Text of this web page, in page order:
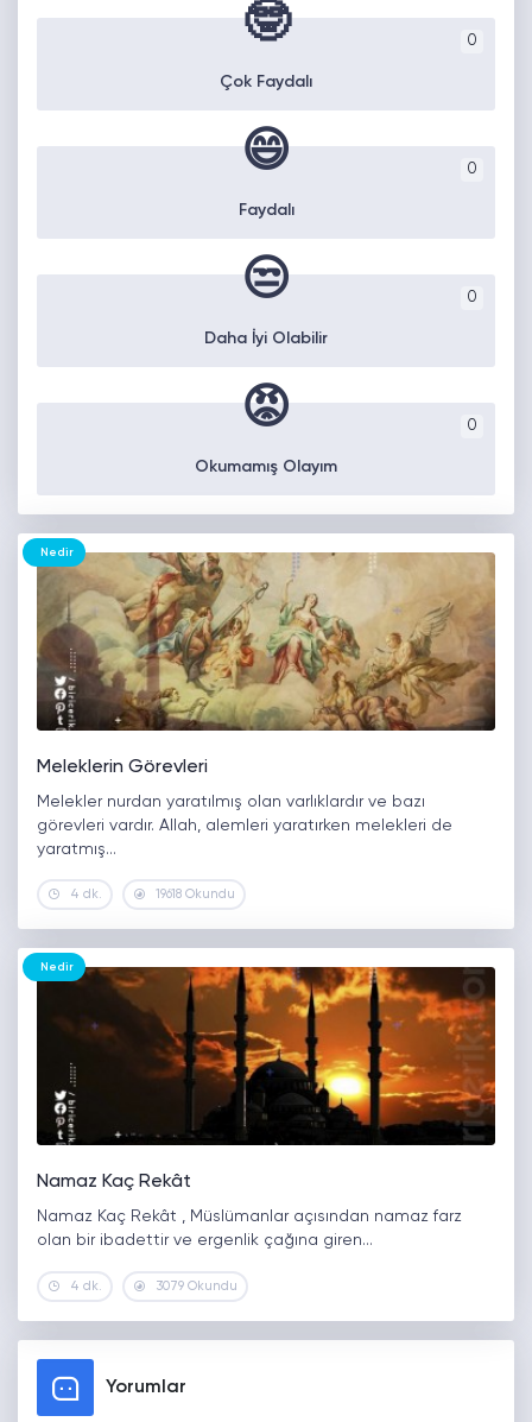
0
🤓
Çok Faydalı
0
😄
Faydalı
0
😒
Daha İyi Olabilir
0
😡
Okumamış Olayım
Nedir
Meleklerin Görevleri
Melekler nurdan yaratılmış olan varlıklardır ve bazı
görevleri vardır. Allah, alemleri yaratırken melekleri de
yaratmış…
4 dk. 19618 Okundu
Nedir
Namaz Kaç Rekât
Namaz Kaç Rekât , Müslümanlar açısından namaz farz
olan bir ibadettir ve ergenlik çağına giren…
4 dk. 3079 Okundu
Yorumlar